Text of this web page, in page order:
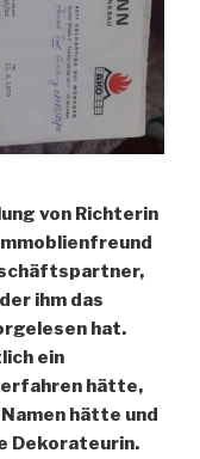
von Richterin
ihm das
hat.
ein
erfahren hätte,
hätte und
Dekorateurin.